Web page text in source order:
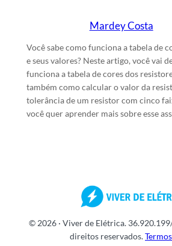
Mardey Costa
Você sabe como funciona a tabela de
e seus valores? Neste artigo, você vai
funciona a tabela de cores dos
também como calcular o valor da
tolerância de um resistor com cinco
você quer aprender mais sobre esse
© 2026 · Viver de Elétrica.
direitos reservados.